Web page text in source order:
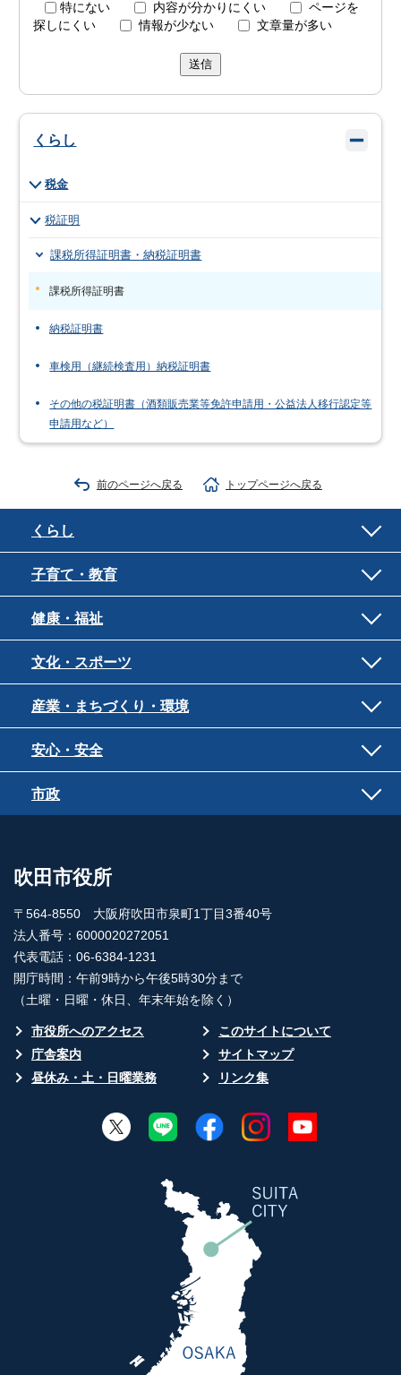
特にない 内容が分かりにくい
ページを
探しにくい
情報が少ない 文章量が多い
送信
くらし
税金
税証明
課税所得証明書・納税証明書
課税所得証明書
納税証明書
車検用（継続検査用）納税証明書
その他の税証明書（酒類販売業等免許申請用・公益法人移行認定等
申請用など）
前のページへ戻る トップページへ戻る
くらし
子育て・教育
健康・福祉
文化・スポーツ
産業・まちづくり・環境
安心・安全
市政
吹田市役所
〒564-8550 大阪府吹田市泉町1丁目3番40号
法人番号：6000020272051
代表電話：06-6384-1231
開庁時間：午前9時から午後5時30分まで
（土曜・日曜・休日、年末年始を除く）
市役所へのアクセス
このサイトについて
庁舎案内
サイトマップ
昼休み・土・日曜業務
リンク集